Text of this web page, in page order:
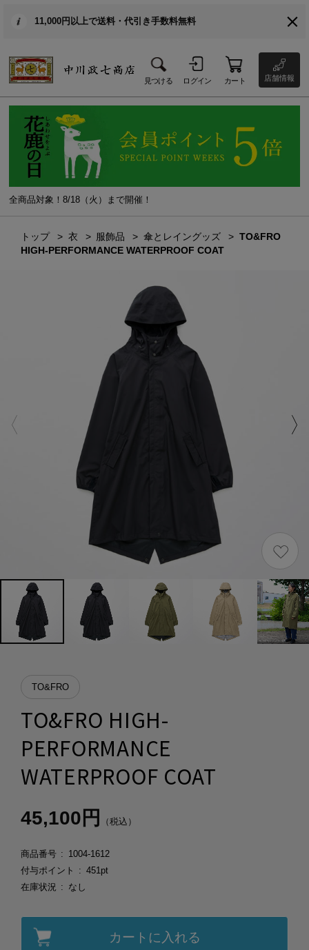
11,000円以上で送料・代引き手数料無料
見つける ログイン カート 店舗情報
全商品対象！8/18（火）まで開催！
トップ 衣 服飾品 傘とレイングッズ
TO&FRO
HIGH-PERFORMANCE WATERPROOF COAT
TO&FRO
TO&FRO HIGH-
PERFORMANCE
WATERPROOF COAT
45,100円 （税込）
商品番号
1004-1612
付与ポイント
451pt
在庫状況
なし
カートに入れる